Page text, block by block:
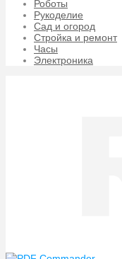
Роботы
Рукоделие
Сад и огород
Стройка и ремонт
Часы
Электроника